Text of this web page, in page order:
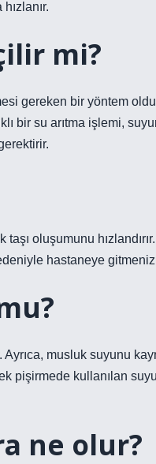
mi?
gereken bir yöntem
bir su arıtma işlemi,
oluşumunu
hastaneye
Ayrıca, musluk suyunu
pişirmede kullanılan
ne olur?